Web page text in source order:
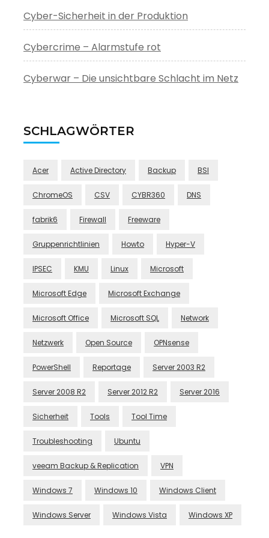
Cyber-Sicherheit in der Produktion
Cybercrime – Alarmstufe rot
Cyberwar – Die unsichtbare Schlacht im Netz
SCHLAGWÖRTER
Acer Active Directory Backup BSI
ChromeOS CSV CYBR360 DNS
fabrik6 Firewall Freeware
Gruppenrichtlinien Howto Hyper-V
IPSEC KMU Linux Microsoft
Microsoft Edge Microsoft Exchange
Microsoft Office Microsoft SQL Network
Netzwerk Open Source OPNsense
PowerShell Reportage Server 2003 R2
Server 2008 R2 Server 2012 R2 Server 2016
Sicherheit Tools Tool Time
Troubleshooting Ubuntu
veeam Backup & Replication VPN
Windows 7 Windows 10 Windows Client
Windows Server Windows Vista Windows XP